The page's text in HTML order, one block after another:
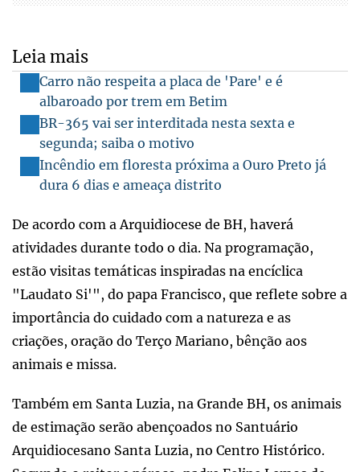
Leia mais
Carro não respeita a placa de 'Pare' e é
albaroado por trem em Betim
BR-365 vai ser interditada nesta sexta e
segunda; saiba o motivo
Incêndio em floresta próxima a Ouro Preto já
dura 6 dias e ameaça distrito
De acordo com a Arquidiocese de BH, haverá
atividades durante todo o dia. Na programação,
estão visitas temáticas inspiradas na encíclica
"Laudato Si'", do papa Francisco, que reflete sobre a
importância do cuidado com a natureza e as
criações, oração do Terço Mariano, bênção aos
animais e missa.
Também em Santa Luzia, na Grande BH, os animais
de estimação serão abençoados no Santuário
Arquidiocesano Santa Luzia, no Centro Histórico.